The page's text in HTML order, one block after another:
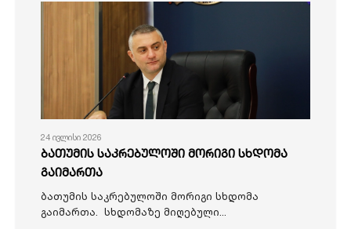
24 ივლისი 2026
ბათუმის საკრებულოში მორიგი სხდომა
გაიმართა
ბათუმის საკრებულოში მორიგი სხდომა
გაიმართა. სხდომაზე მიღებული...